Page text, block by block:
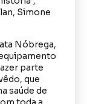
Simone
Nóbrega,
parte
que
saúde de